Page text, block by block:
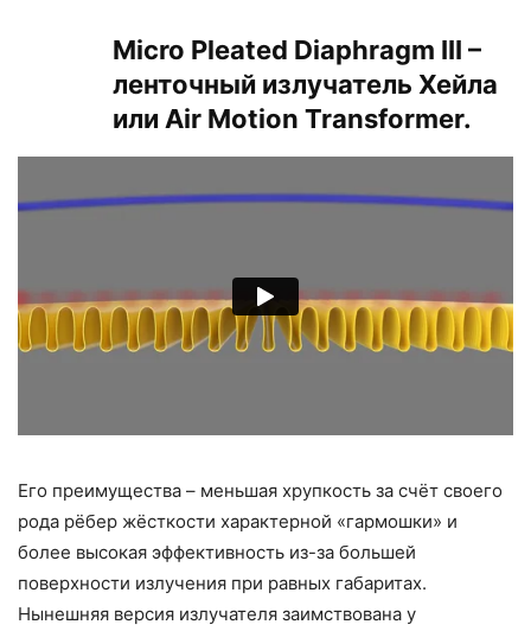
Micro Pleated Diaphragm III –
ленточный излучатель Хейла
или Air Motion Transformer.
Его преимущества – меньшая хрупкость за счёт своего
рода рёбер жёсткости характерной «гармошки» и
более высокая эффективность из-за большей
поверхности излучения при равных габаритах.
Нынешняя версия излучателя заимствована у